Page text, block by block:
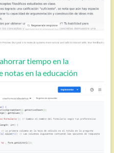
tiempo en la
notas en la educación